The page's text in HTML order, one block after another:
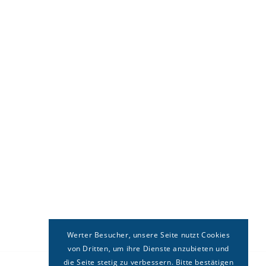
Werter Besucher, unsere Seite nutzt Cookies
von Dritten, um ihre Dienste anzubieten und
die Seite stetig zu verbessern. Bitte bestätigen